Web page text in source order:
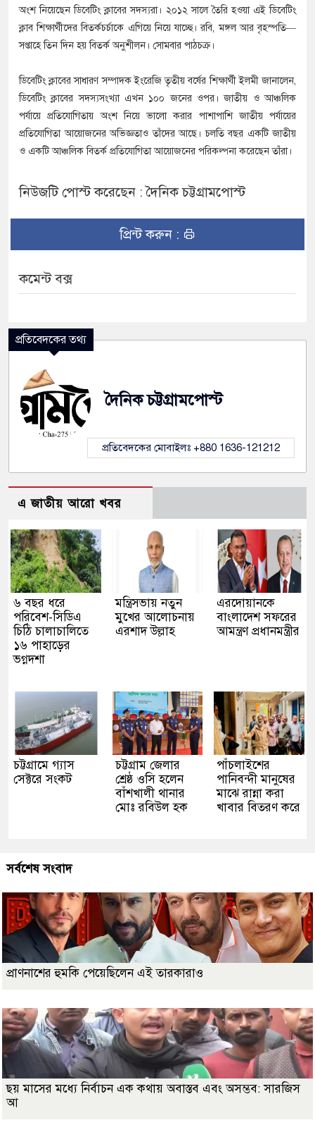
অংশ নিয়েছেন ডিবেটিং ক্লাবের সদস্যরা। ২০১২ সালে তৈরি হওয়া এই ডিবেটিং
ক্লাব শিক্ষার্থীদের বিতর্কচর্চাকে এগিয়ে নিয়ে যাচ্ছে। রবি, মঙ্গল আর বৃহস্পতি—
সপ্তাহে তিন দিন হয় বিতর্ক অনুশীলন। সোমবার পাঠচক্র।
ডিবেটিং ক্লাবের সাধারণ সম্পাদক ইংরেজি তৃতীয় বর্ষের শিক্ষার্থী ইলমী জানালেন,
ডিবেটিং ক্লাবের সদস্যসংখ্যা এখন ১০০ জনের ওপর। জাতীয় ও আঞ্চলিক
পর্যায়ে প্রতিযোগিতায় অংশ নিয়ে ভালো করার পাশাপাশি জাতীয় পর্যায়ের
প্রতিযোগিতা আয়োজনের অভিজ্ঞতাও তাঁদের আছে। চলতি বছর একটি জাতীয়
ও একটি আঞ্চলিক বিতর্ক প্রতিযোগিতা আয়োজনের পরিকল্পনা করেছেন তাঁরা।
নিউজটি পোস্ট করেছেন : দৈনিক চট্টগ্রামপোস্ট
প্রিন্ট করুন :
কমেন্ট বক্স
প্রতিবেদকের তথ্য
দৈনিক চট্টগ্রামপোস্ট
প্রতিবেদকের মোবাইলঃ +880 1636-121212
এ জাতীয় আরো খবর
৬ বছর ধরে
পরিবেশ-সিডিএ
চিঠি চালাচালিতে
১৬ পাহাড়ের
ভগ্নদশা
মন্ত্রিসভায় নতুন
মুখের আলোচনায়
এরশাদ উল্লাহ
এরদোয়ানকে
বাংলাদেশ সফরের
আমন্ত্রণ প্রধানমন্ত্রীর
চট্টগ্রামে গ্যাস
সেক্টরে সংকট
চট্টগ্রাম জেলার
শ্রেষ্ঠ ওসি হলেন
বাঁশখালী থানার
মোঃ রবিউল হক
পাঁচলাইশের
পানিবন্দী মানুষের
মাঝে রান্না করা
খাবার বিতরণ করে
সর্বশেষ সংবাদ
প্রাণনাশের হুমকি পেয়েছিলেন এই তারকারাও
ছয় মাসের মধ্যে নির্বাচন এক কথায় অবাস্তব এবং অসম্ভব: সারজিস
আ